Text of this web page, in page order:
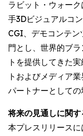
ラビット・ウォー
手3Dビジュアルコ
CGI、デモコンテ
門とし、世界的ブ
トを提供してきた
トおよびメディア
パートナーとしての
将来の見通しに関す
本プレスリリース